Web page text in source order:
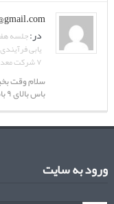
در:جلسه
۷ شرکت معدنی و صنعتی گل‌گهر
سلام وقت
باس بالای ۹ باشه . ...
ورود به سایت